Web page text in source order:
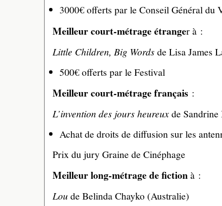
3000€ offerts par le Conseil Général du
Meilleur court-métrage étranger à :
Little Children, Big Wordsde Lisa James
500€ offerts par le Festival
Meilleur court-métrage français :
L’invention des jours heureuxde
Achat de droits de diffusion sur les
Prix du jury Graine de Cinéphage
Meilleur long-métrage de fictionà :
Lou de Belinda Chayko (Australie)